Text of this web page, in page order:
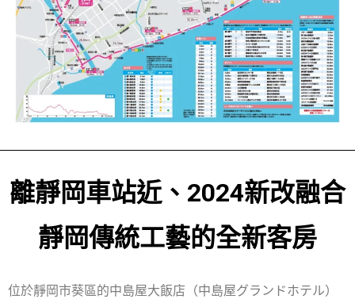
離靜岡車站近、2024新改融合
靜岡傳統工藝的全新客房
位於靜岡市葵區的中島屋大飯店（中島屋グランドホテル）